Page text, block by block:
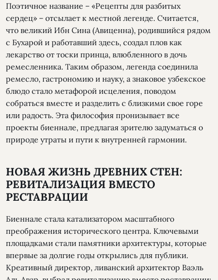
Поэтичное название – «Рецепты для разбитых
сердец» – отсылает к местной легенде. Считается,
что великий Ибн Сина (Авиценна), родившийся рядом
с Бухарой и работавший здесь, создал плов как
лекарство от тоски принца, влюбленного в дочь
ремесленника. Таким образом, легенда соединила
ремесло, гастрономию и науку, а знаковое узбекское
блюдо стало метафорой исцеления, поводом
собраться вместе и разделить с близкими свое горе
или радость. Эта философия пронизывает все
проекты биеннале, предлагая зрителю задуматься о
природе утраты и пути к внутренней гармонии.
НОВАЯ ЖИЗНЬ ДРЕВНИХ СТЕН:
РЕВИТАЛИЗАЦИЯ ВМЕСТО
РЕСТАВРАЦИИ
Биеннале стала катализатором масштабного
преображения исторического центра. Ключевыми
площадками стали памятники архитектуры, которые
впервые за долгие годы открылись для публики.
Креативный директор, ливанский архитектор Ваэль